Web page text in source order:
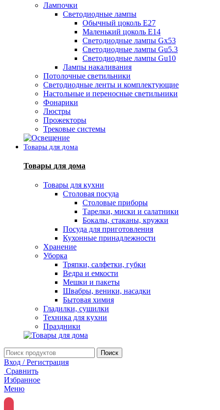
Лампочки
Светодиодные лампы
Обычный цоколь Е27
Маленький цоколь Е14
Светодиодные лампы Gx53
Светодиодные лампы Gu5.3
Светодиодные лампы Gu10
Лампы накаливания
Потолочные светильники
Светодиодные ленты и комплектующие
Настольные и переносные светильники
Фонарики
Люстры
Прожекторы
Трековые системы
Товары для дома
Товары для дома
Товары для кухни
Столовая посуда
Столовые приборы
Тарелки, миски и салатники
Бокалы, стаканы, кружки
Посуда для приготовления
Кухонные принадлежности
Хранение
Уборка
Тряпки, салфетки, губки
Ведра и емкости
Мешки и пакеты
Швабры, веники, насадки
Бытовая химия
Гладилки, сушилки
Техника для кухни
Праздники
Поиск
Вход / Регистрация
Сравнить
Избранное
Меню